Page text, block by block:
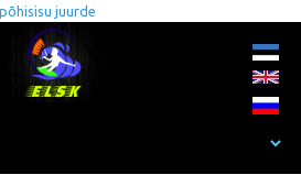
juurde